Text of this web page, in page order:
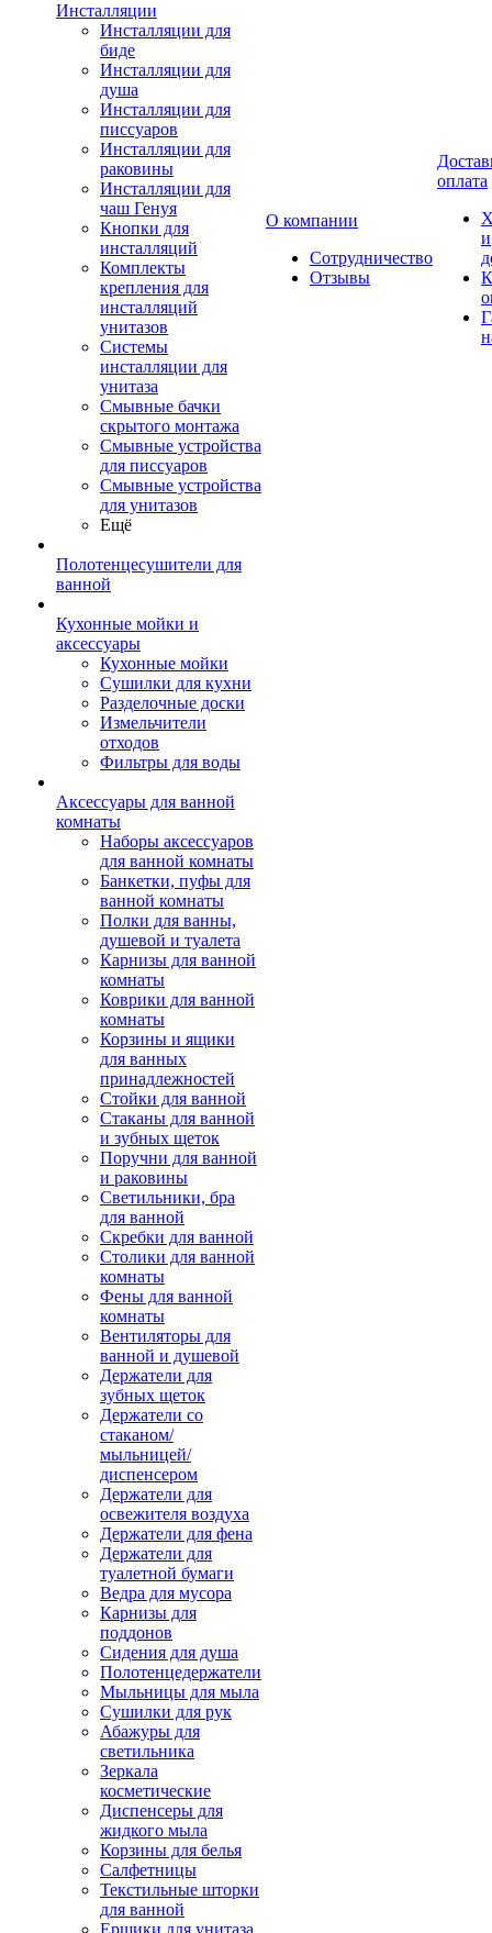
Инсталляции
Инсталляции для
биде
Инсталляции для
душа
Инсталляции для
писсуаров
Инсталляции для
раковины
Инсталляции для
чаш Генуя
Кнопки для
инсталляций
Комплекты
крепления для
инсталляций
унитазов
Системы
инсталляции для
унитаза
Смывные бачки
скрытого монтажа
Смывные устройства
для писсуаров
Смывные устройства
для унитазов
Ещё
Полотенцесушители для
ванной
Кухонные мойки и
аксессуары
Кухонные мойки
Сушилки для кухни
Разделочные доски
Измельчители
отходов
Фильтры для воды
Аксессуары для ванной
комнаты
Наборы аксессуаров
для ванной комнаты
Банкетки, пуфы для
ванной комнаты
Полки для ванны,
душевой и туалета
Карнизы для ванной
комнаты
Коврики для ванной
комнаты
Корзины и ящики
для ванных
принадлежностей
Стойки для ванной
Стаканы для ванной
и зубных щеток
Поручни для ванной
и раковины
Светильники, бра
для ванной
Скребки для ванной
Столики для ванной
комнаты
Фены для ванной
комнаты
Вентиляторы для
ванной и душевой
Держатели для
зубных щеток
Держатели со
стаканом/
мыльницей/
диспенсером
Держатели для
освежителя воздуха
Держатели для фена
Держатели для
туалетной бумаги
Ведра для мусора
Карнизы для
поддонов
Сидения для душа
Полотенцедержатели
Мыльницы для мыла
Сушилки для рук
Абажуры для
светильника
Зеркала
косметические
Диспенсеры для
жидкого мыла
Корзины для белья
Салфетницы
Текстильные шторки
для ванной
Ершики для унитаза
О компании
Сотрудничество
Отзывы
оплата
и